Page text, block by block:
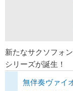
新たなサクソフォ
シリーズが誕生！
無伴奏ヴァイ